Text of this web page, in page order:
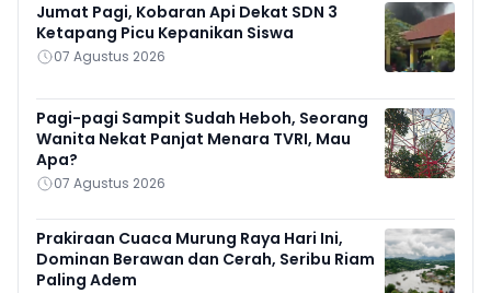
Jumat Pagi, Kobaran Api Dekat SDN 3
Ketapang Picu Kepanikan Siswa
07 Agustus 2026
Pagi-pagi Sampit Sudah Heboh, Seorang
Wanita Nekat Panjat Menara TVRI, Mau
Apa?
07 Agustus 2026
Prakiraan Cuaca Murung Raya Hari Ini,
Dominan Berawan dan Cerah, Seribu Riam
Paling Adem